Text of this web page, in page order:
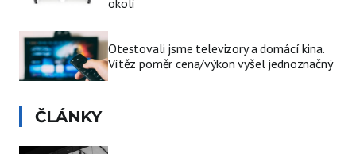
okolí
Otestovali jsme televizory a domácí kina.
Vítěz poměr cena/výkon vyšel jednoznačný
ČLÁNKY